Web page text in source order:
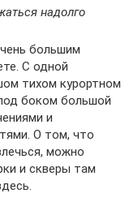
надолго
большим
С одной
тихом курортном
боком большой
и
О том, что
можно
и скверы там